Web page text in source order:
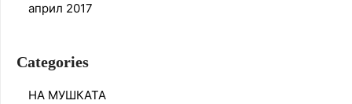
април 2017
Categories
НА МУШКАТА